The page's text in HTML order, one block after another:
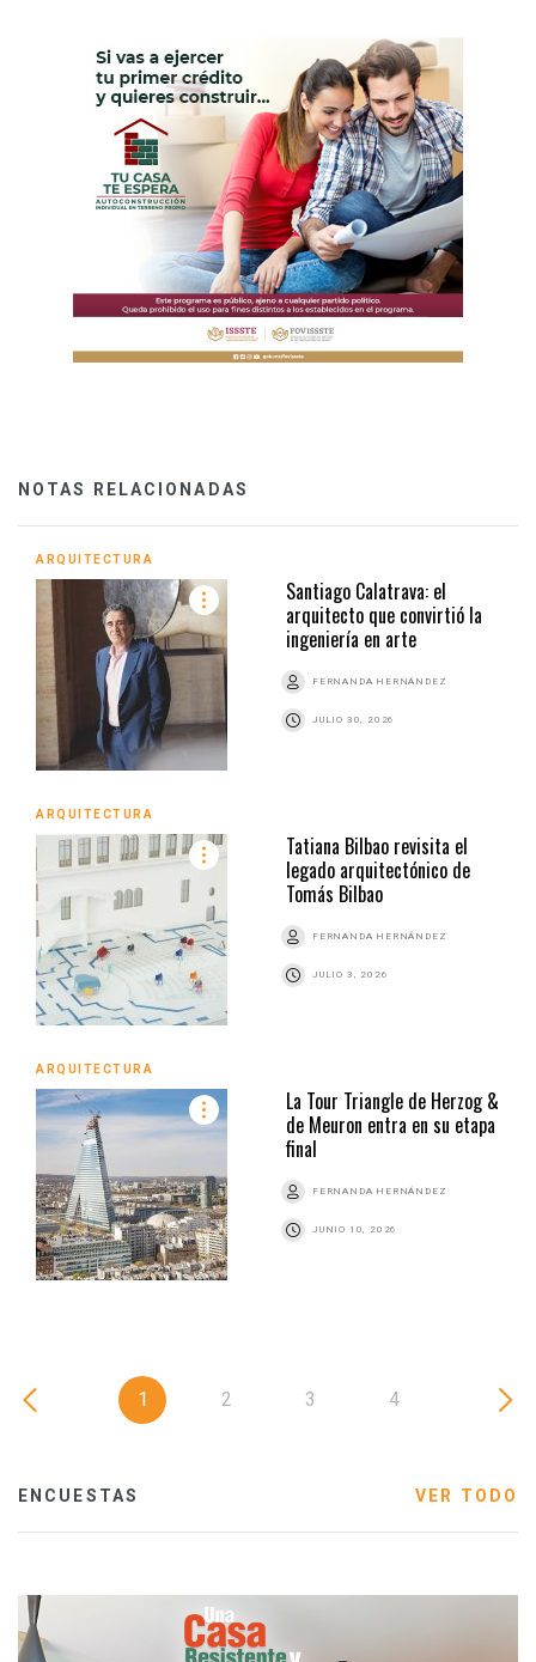
NOTAS RELACIONADAS
ARQUITECTURA
Santiago Calatrava: el
arquitecto que convirtió la
ingeniería en arte
FERNANDA HERNÁNDEZ
JULIO 30, 2026
ARQUITECTURA
Tatiana Bilbao revisita el
legado arquitectónico de
Tomás Bilbao
FERNANDA HERNÁNDEZ
JULIO 3, 2026
ARQUITECTURA
La Tour Triangle de Herzog &
de Meuron entra en su etapa
final
FERNANDA HERNÁNDEZ
JUNIO 10, 2026
1 2 3 4
ENCUESTAS VER TODO